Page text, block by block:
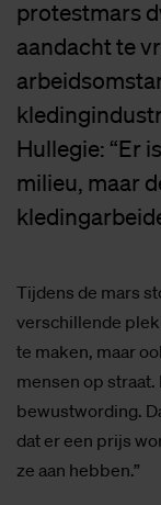
protestmars
aandacht te
Hullegie: “Er
milieu, maar
Tijdens de mars
verschillende
te maken, maar
mensen op straat.
bewustwording.
dat er een prijs
ze aan hebben.”